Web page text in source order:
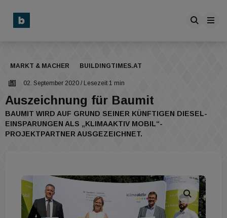
MARKT & MACHER BUILDINGTIMES.AT
02. September 2020 / Lesezeit 1 min
Auszeichnung für Baumit
BAUMIT WIRD AUF GRUND SEINER KÜNFTIGEN DIESEL-
EINSPARUNGEN ALS „KLIMAAKTIV MOBIL“-
PROJEKTPARTNER AUSGEZEICHNET.